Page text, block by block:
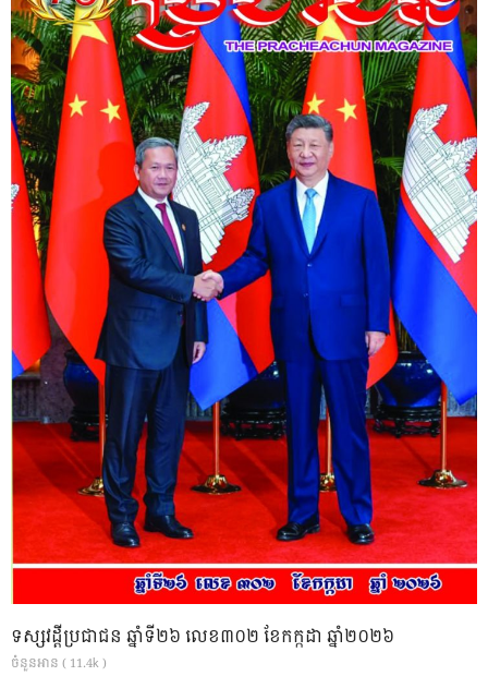
ទស្សវដ្តីប្រជាជន ឆ្នាំទី២៦ លេខ៣០២ ខែកក្កដា ឆ្នាំ២០២៦
ចំនួនអាន ( 11.4k )